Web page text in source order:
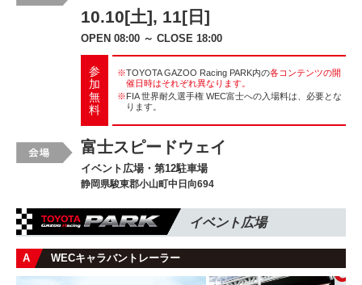
10.10[土], 11[日]
OPEN 08:00 ～ CLOSE 18:00
参
加
無
料
※TOYOTA GAZOO Racing PARK内の各コンテンツの開
催日時はそれぞれ異なります。
※FIA 世界耐久選手権 WEC富士への入場料は、必要とな
ります。
富士スピードウェイ
イベント広場・第12駐車場
静岡県駿東郡小山町中日向694
イベント広場
A WECキャラバントレーラー